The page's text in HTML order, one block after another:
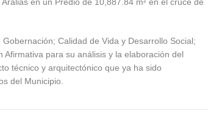
Calidad de Vida y Desarrollo Social;
Afirmativa para su análisis y la elaboración del
técnico y arquitectónico que ya ha sido
del Municipio.